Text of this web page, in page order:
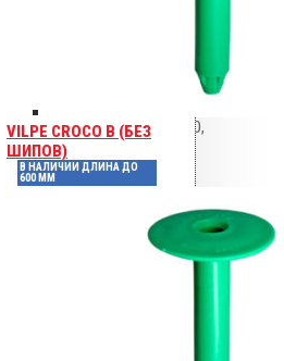
VILPE CROCO B (БЕЗ
ШИПОВ)
В НАЛИЧИИ ДЛИНА ДО
600 ММ
Сечение, мм
100, 120,
140, 80